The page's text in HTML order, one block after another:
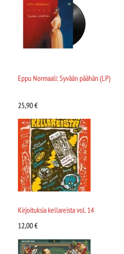
Eppu Normaali: Syvään päähän (LP)
25,90€
Kirjoituksia kellareista vol. 14
12,00€